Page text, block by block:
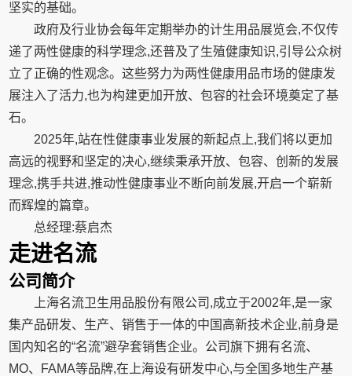
坚实的基础。
政府及行业协会每年定期举办的计生用品展览会,不仅传
递了两性健康的科学理念,还普及了生殖健康知识,引导公众树
立了正确的性观念。这些努力为两性健康用品市场的健康发
展注入了活力,也为构建更加开放、包容的社会环境奠定了基
石。
2025年,站在性健康事业发展的新起点上,我们将以更加
高远的视野和坚定的决心,继续秉承开放、包容、创新的发展
理念,携手共进,推动性健康事业不断向前发展,开启一个崭新
而辉煌的篇章。
总经理:蔡启杰
走进名流
公司简介
上海名流卫生用品股份有限公司,成立于2002年,是一家
集产品研发、生产、销售于一体的中国高新技术企业,前身是
国内知名的“名流”避孕套销售企业。公司旗下拥有名流、
MO、FAMA等品牌,在上海设有研发中心,与全国多地生产基